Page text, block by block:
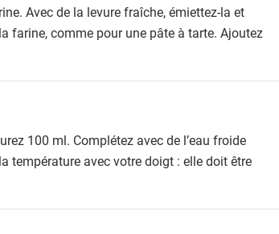
Avec de la levure fraîche, émiettez-la et
farine, comme pour une pâte à tarte. Ajoutez
100 ml. Complétez avec de l’eau froide
température avec votre doigt : elle doit être